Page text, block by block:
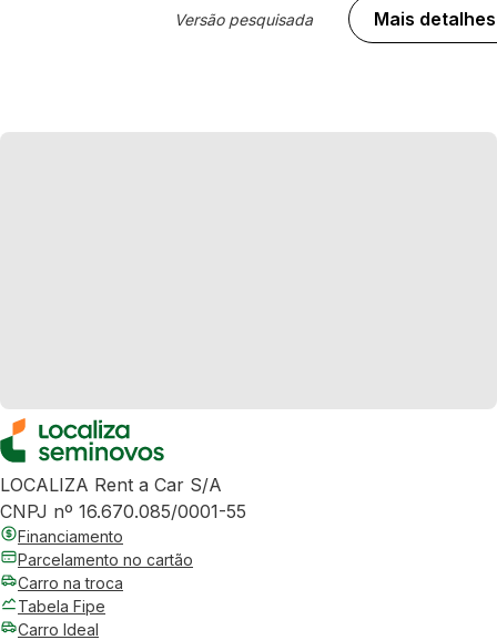
Versão pesquisada Mais detalhes
LOCALIZA Rent a Car S/A
CNPJ nº 16.670.085/0001-55
Financiamento
Parcelamento no cartão
Carro na troca
Tabela Fipe
Carro Ideal